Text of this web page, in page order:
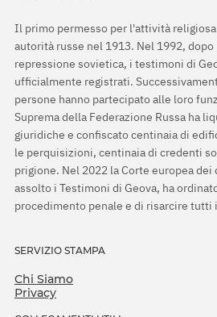
Il primo permesso per l'attività
autorità russe nel 1913. Nel 1992,
repressione sovietica, i testimoni di
ufficialmente registrati.
persone hanno partecipato alle loro
Suprema della Federazione Russa ha
giuridiche e confiscato centinaia di
le perquisizioni, centinaia di credenti
prigione. Nel 2022 la Corte europea
assolto i Testimoni di Geova, ha
procedimento penale e di risarcire tutti
SERVIZIO STAMPA
Chi Siamo
Privacy